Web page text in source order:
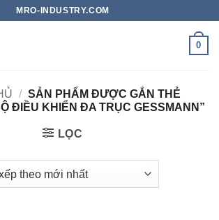
MRO-INDUSTRY.COM
0
/ SẢN PHẨM ĐƯỢC GẮN THẺ
ĐIỀU KHIỂN ĐA TRỤC GESSMANN”
LỌC